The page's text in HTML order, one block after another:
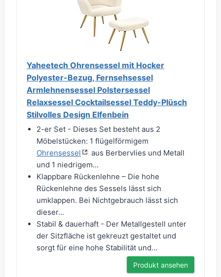
Yaheetech Ohrensessel mit Hocker
Polyester-Bezug, Fernsehsessel
Armlehnensessel Polstersessel
Relaxsessel Cocktailsessel Teddy-Plüsch
Stilvolles Design Elfenbein
2-er Set - Dieses Set besteht aus 2
Möbelstücken: 1 flügelförmigem
Ohrensessel
aus Berbervlies und Metall
und 1 niedrigem...
Klappbare Rückenlehne – Die hohe
Rückenlehne des Sessels lässt sich
umklappen. Bei Nichtgebrauch lässt sich
dieser...
Stabil & dauerhaft - Der Metallgestell unter
der Sitzfläche ist gekreuzt gestaltet und
sorgt für eine hohe Stabilität und...
Produkt ansehen